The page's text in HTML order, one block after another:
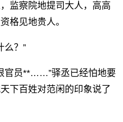
监察院地提司大人，高高
格见地贵人。
么？”
官员**……”驿丞已经怕地要
下百姓对范闲的印象说了